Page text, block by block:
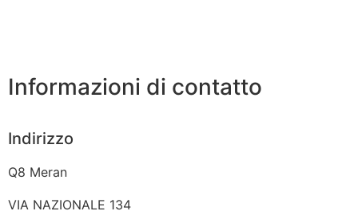
Informazioni di contatto
Indirizzo
Q8 Meran
VIA NAZIONALE 134